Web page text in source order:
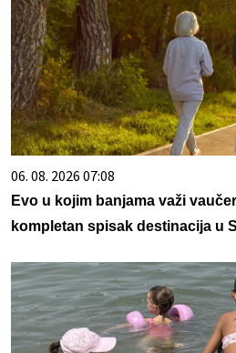
06. 08. 2026 07:08
Evo u kojim banjama važi
kompletan spisak destinacija u